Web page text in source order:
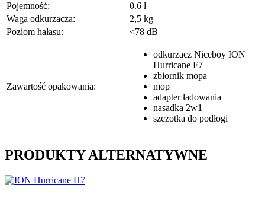
Pojemność:
0.6 l
Waga odkurzacza:
2,5 kg
Poziom hałasu:
<78 dB
Zawartość opakowania:
odkurzacz Niceboy ION
Hurricane F7
zbiornik mopa
mop
adapter ładowania
nasadka 2w1
szczotka do podłogi
PRODUKTY ALTERNATYWNE